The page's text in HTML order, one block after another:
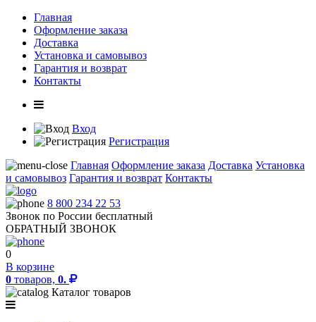
Главная
Оформление заказа
Доставка
Установка и самовывоз
Гарантия и возврат
Контакты
Вход
Регистрация
Главная Оформление заказа Доставка Установка
и самовывоз Гарантия и возврат Контакты
8 800 234 22 53
Звонок по России бесплатный
ОБРАТНЫЙ ЗВОНОК
0
В корзине
0 товаров, 0.
Каталог товаров